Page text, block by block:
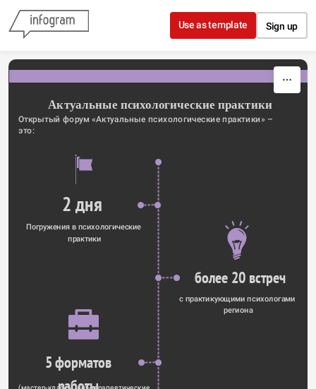
Skip to content
Use as template Sign up
Актуальные психологические практики
Открытый форум «Актуальные психологические практики» –
это:
2 дня
Погружения в психологические
практики
более 20 встреч
с практикующими психологами
региона